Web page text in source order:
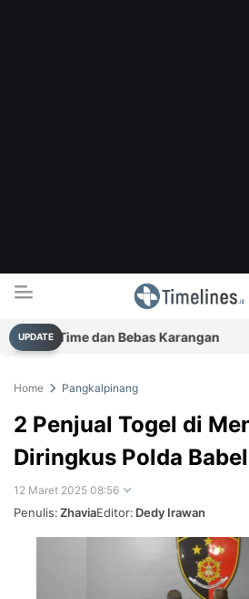
Timelines.id
Media Literasi, Sejarah & Budaya
UPDATE
Time dan Bebas Karangan
Home Pangkalpinang
2 Penjual Togel di
Diringkus Polda Babel
12 Maret 2025 08:56
Penulis:ZhaviaEditor: Dedy Irawan